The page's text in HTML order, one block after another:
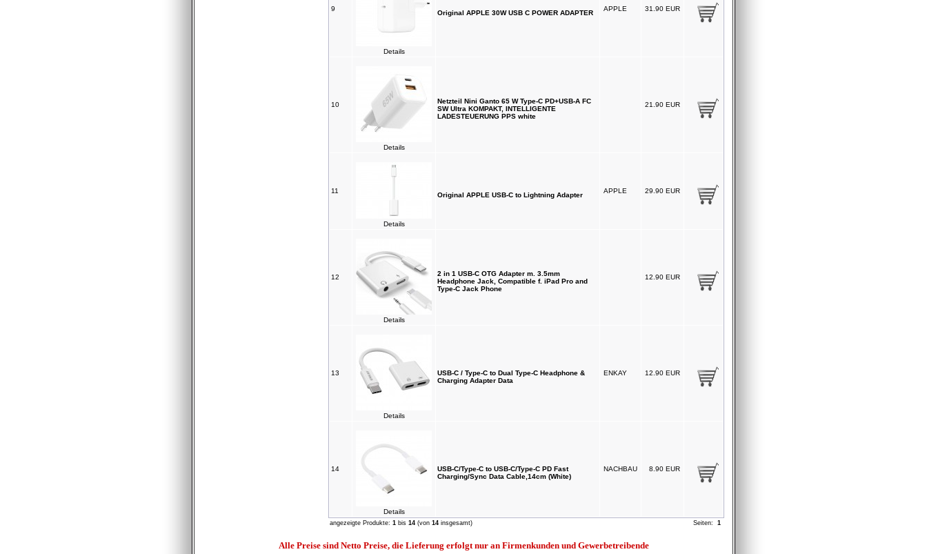
9
Details
Original APPLE 30W USB C POWER ADAPTER
APPLE 31.90 EUR
10
Details
Netzteil Nini Ganto 65 W Type-C PD+USB-A FC
SW Ultra KOMPAKT, INTELLIGENTE
LADESTEUERUNG PPS white
21.90 EUR
11
Details
Original APPLE USB-C to Lightning Adapter
APPLE 29.90 EUR
12
Details
2 in 1 USB-C OTG Adapter m. 3.5mm
Headphone Jack, Compatible f. iPad Pro and
Type-C Jack Phone
12.90 EUR
13
Details
USB-C / Type-C to Dual Type-C Headphone &
Charging Adapter Data
ENKAY 12.90 EUR
14
Details
USB-C/Type-C to USB-C/Type-C PD Fast
Charging/Sync Data Cable,14cm (White)
NACHBAU 8.90 EUR
angezeigte Produkte: 1 bis 14 (von 14 insgesamt) Seiten: 1
Alle Preise sind Netto Preise, die Lieferung erfolgt nur an Firmenkunden und Gewerbetreibende